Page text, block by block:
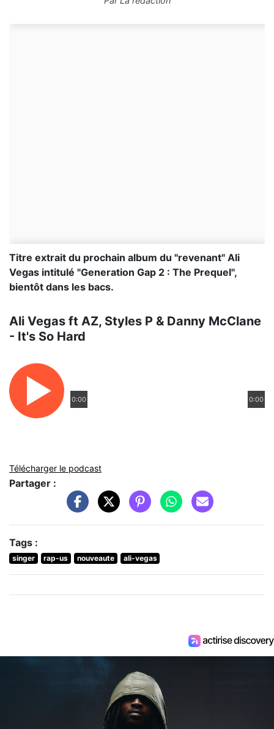
Titre extrait du prochain album du "revenant" Ali
Vegas intitulé "Generation Gap 2 : The Prequel",
bientôt dans les bacs.
Ali Vegas ft AZ, Styles P & Danny McClane
- It's So Hard
0:00 0:00
Télécharger le podcast
Partager :
Tags :
singer rap-us nouveaute ali-vegas